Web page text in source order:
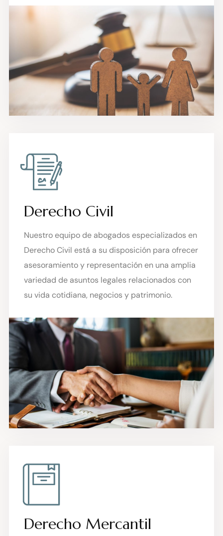
Derecho Civil
Nuestro equipo de abogados especializados en
Derecho Civil está a su disposición para ofrecer
asesoramiento y representación en una amplia
variedad de asuntos legales relacionados con
su vida cotidiana, negocios y patrimonio.
Derecho Mercantil